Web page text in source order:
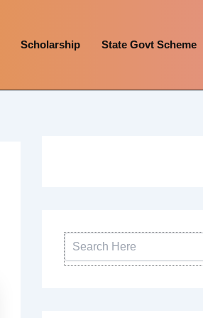
Scholarship State Govt Scheme
Search